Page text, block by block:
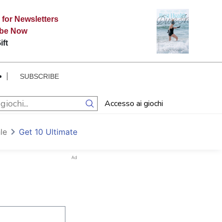
for Newsletters
Now
SUBSCRIBE
Accesso ai giochi
Get 10 Ultimate
Ad